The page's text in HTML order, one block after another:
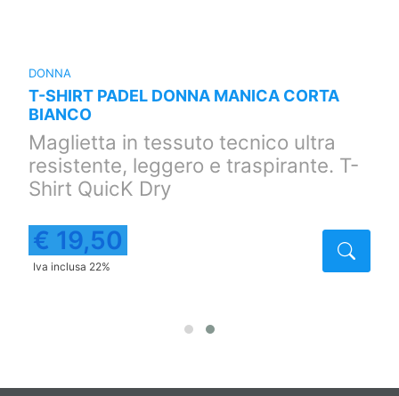
DONNA
T-SHIRT PADEL DONNA MANICA CORTA
BIANCO
Maglietta in tessuto tecnico ultra
resistente, leggero e traspirante. T-
Shirt QuicK Dry
€ 19,50
Iva inclusa 22%